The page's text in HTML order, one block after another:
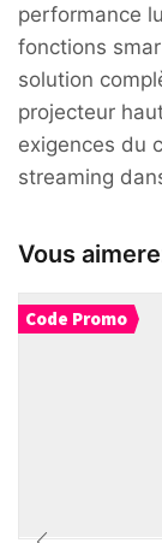
performance
fonctions
solution
projecteur
exigences du
streaming
Vous
Code Promo